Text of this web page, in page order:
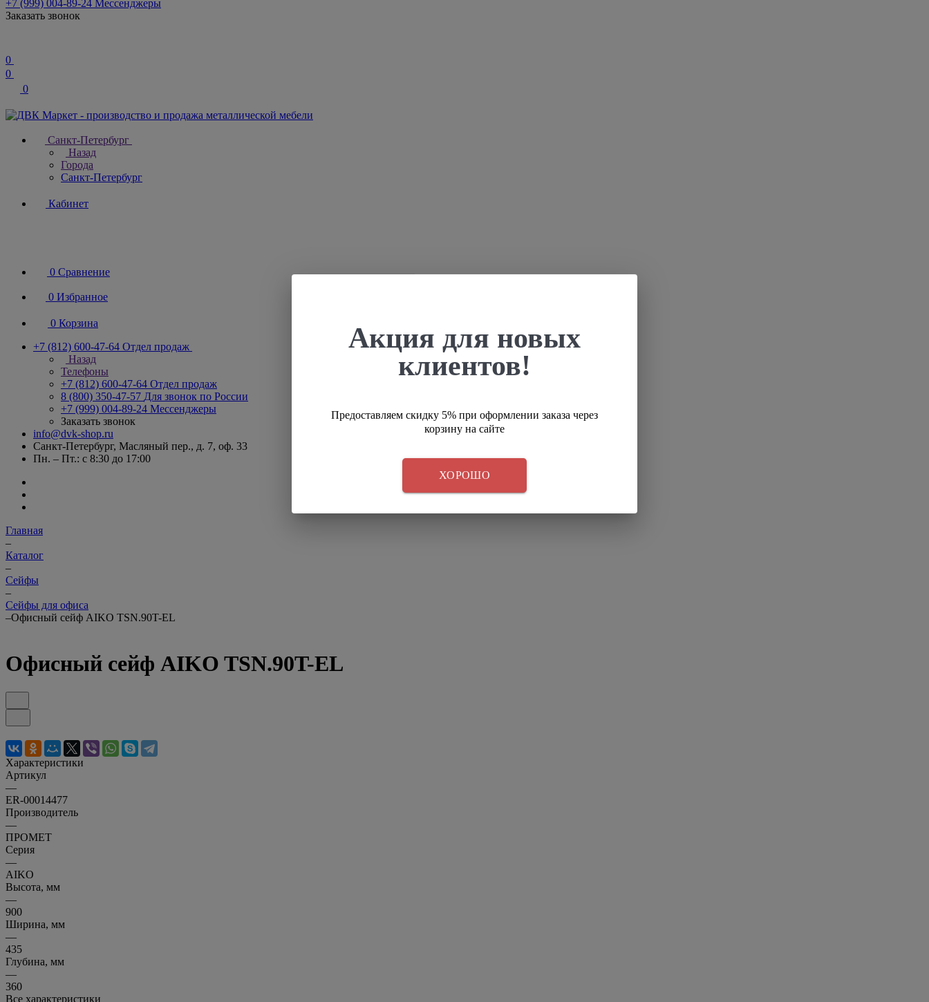
+7 (999) 004-89-24 Мессенджеры
Заказать звонок
0
0
0
Санкт-Петербург
Назад
Города
Санкт-Петербург
Кабинет
0 Сравнение
0 Избранное
0 Корзина
+7 (812) 600-47-64 Отдел продаж
Назад
Телефоны
+7 (812) 600-47-64 Отдел продаж
8 (800) 350-47-57 Для звонок по России
+7 (999) 004-89-24 Мессенджеры
Заказать звонок
info@dvk-shop.ru
Санкт-Петербург, Масляный пер., д. 7, оф. 33
Пн. – Пт.: с 8:30 до 17:00
Главная
–
Каталог
–
Cейфы
–
Cейфы для офиса
–Офисный сейф AIKO TSN.90T-EL
Офисный сейф AIKO TSN.90T-EL
Характеристики
Артикул
—
ER-00014477
Производитель
—
ПРОМЕТ
Серия
—
AIKO
Высота, мм
—
900
Ширина, мм
—
435
Глубина, мм
—
360
Все характеристики
Акция для новых
клиентов!
Предоставляем скидку 5% при оформлении заказа через
корзину на сайте
ХОРОШО